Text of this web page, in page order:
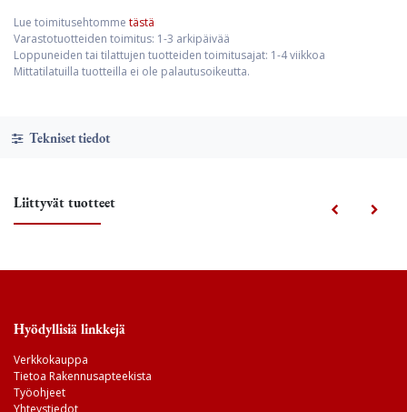
Lue toimitusehtomme tästä
Varastotuotteiden toimitus: 1-3 arkipäivää
Loppuneiden tai tilattujen tuotteiden toimitusajat: 1-4 viikkoa
Mittatilatuilla tuotteilla ei ole palautusoikeutta.
Tekniset tiedot
Liittyvät tuotteet
Hyödyllisiä linkkejä
Verkkokauppa
Tietoa Rakennusapteekista
Työohjeet
Yhteystiedot